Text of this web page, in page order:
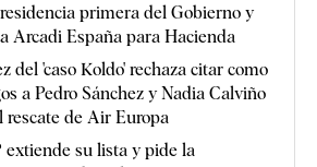
primera del Gobierno y
Arcadi España para Hacienda
del 'caso Koldo' rechaza citar como
a Pedro Sánchez y Nadia Calviño
rescate de Air Europa
extiende su lista y pide la